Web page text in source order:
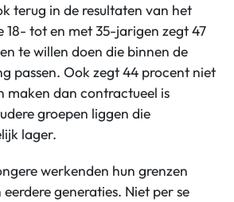
terug in de resultaten van het
18- tot en met 35-jarigen zegt 47
te willen doen die binnen de
passen. Ook zegt 44 procent niet
maken dan contractueel is
groepen liggen die
lager.
werkenden hun grenzen
generaties. Niet per se